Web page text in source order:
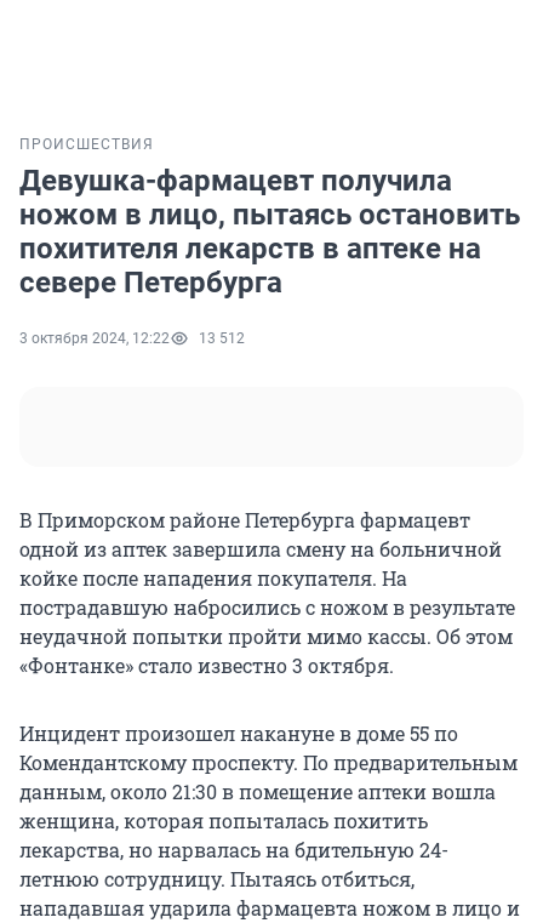
ПРОИСШЕСТВИЯ
Девушка-фармацевт получила
ножом в лицо, пытаясь остановить
похитителя лекарств в аптеке на
севере Петербурга
3 октября 2024, 12:22 13 512
В Приморском районе Петербурга фармацевт
одной из аптек завершила смену на больничной
койке после нападения покупателя. На
пострадавшую набросились с ножом в результате
неудачной попытки пройти мимо кассы. Об этом
«Фонтанке» стало известно 3 октября.
Инцидент произошел накануне в доме 55 по
Комендантскому проспекту. По предварительным
данным, около 21:30 в помещение аптеки вошла
женщина, которая попыталась похитить
лекарства, но нарвалась на бдительную 24-
летнюю сотрудницу. Пытаясь отбиться,
нападавшая ударила фармацевта ножом в лицо и